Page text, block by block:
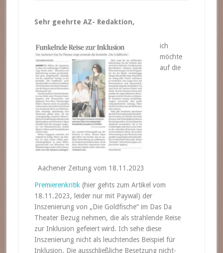
Sehr geehrte AZ- Redaktion,
Aachener Zeitung vom 18.11.2023
ich
möchte
auf die
Premierenkritik (hier gehts zum Artikel vom
18.11.2023, leider nur mit Paywal) der
Inszenierung von „Die Goldfische“ im Das Da
Theater Bezug nehmen, die als strahlende Reise
zur Inklusion gefeiert wird. Ich sehe diese
Inszenierung nicht als leuchtendes Beispiel für
Inklusion. Die ausschließliche Besetzung nicht-